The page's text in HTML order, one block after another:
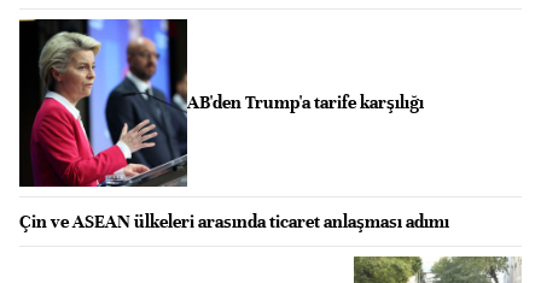
AB'den Trump'a tarife karşılığı
Çin ve ASEAN ülkeleri arasında ticaret anlaşması adımı